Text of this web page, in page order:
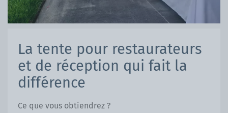
La tente pour restaurateurs
et de réception qui fait la
différence
Ce que vous obtiendrez ?